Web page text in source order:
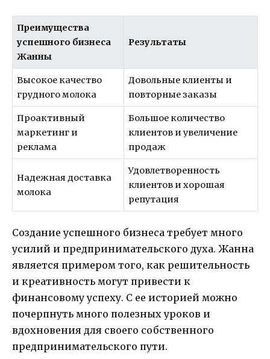
Преимущества
успешного бизнеса
Жанны
Результаты
Высокое качество
грудного молока
Довольные клиенты и
повторные заказы
Проактивный
маркетинг и
реклама
Большое количество
клиентов и увеличение
продаж
Надежная доставка
молока
Удовлетворенность
клиентов и хорошая
репутация
Создание успешного бизнеса требует много
усилий и предпринимательского духа. Жанна
является примером того, как решительность
и креативность могут привести к
финансовому успеху. С ее историей можно
почерпнуть много полезных уроков и
вдохновения для своего собственного
предпринимательского пути.